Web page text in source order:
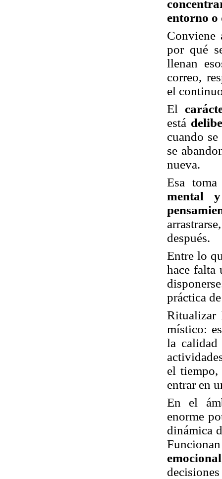
entorno o
Conviene
por qué
llenan
correo,
el
El
está
cuando
se
nueva.
Esa
mental
después.
Entre lo
hace falta
práctica
Ritualizar
místico:
la calidad
el tiempo
entrar en
En el
enorme
dinámica
emocional